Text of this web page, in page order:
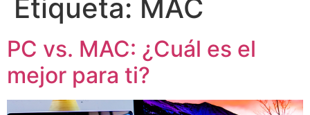
Etiqueta: MAC
PC vs. MAC: ¿Cuál es el
mejor para ti?